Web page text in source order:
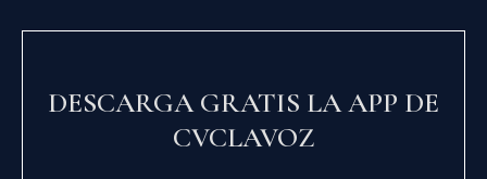
DESCARGA GRATIS LA APP DE
CVCLAVOZ